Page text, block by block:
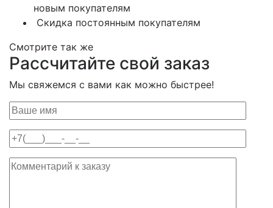
новым покупателям
Скидка постоянным покупателям
Смотрите так же
Рассчитайте свой заказ
Мы свяжемся с вами как можно быстрее!